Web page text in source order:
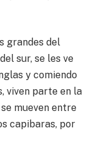
grandes del
sur, se les ve
y comiendo
viven parte en la
mueven entre
capibaras, por